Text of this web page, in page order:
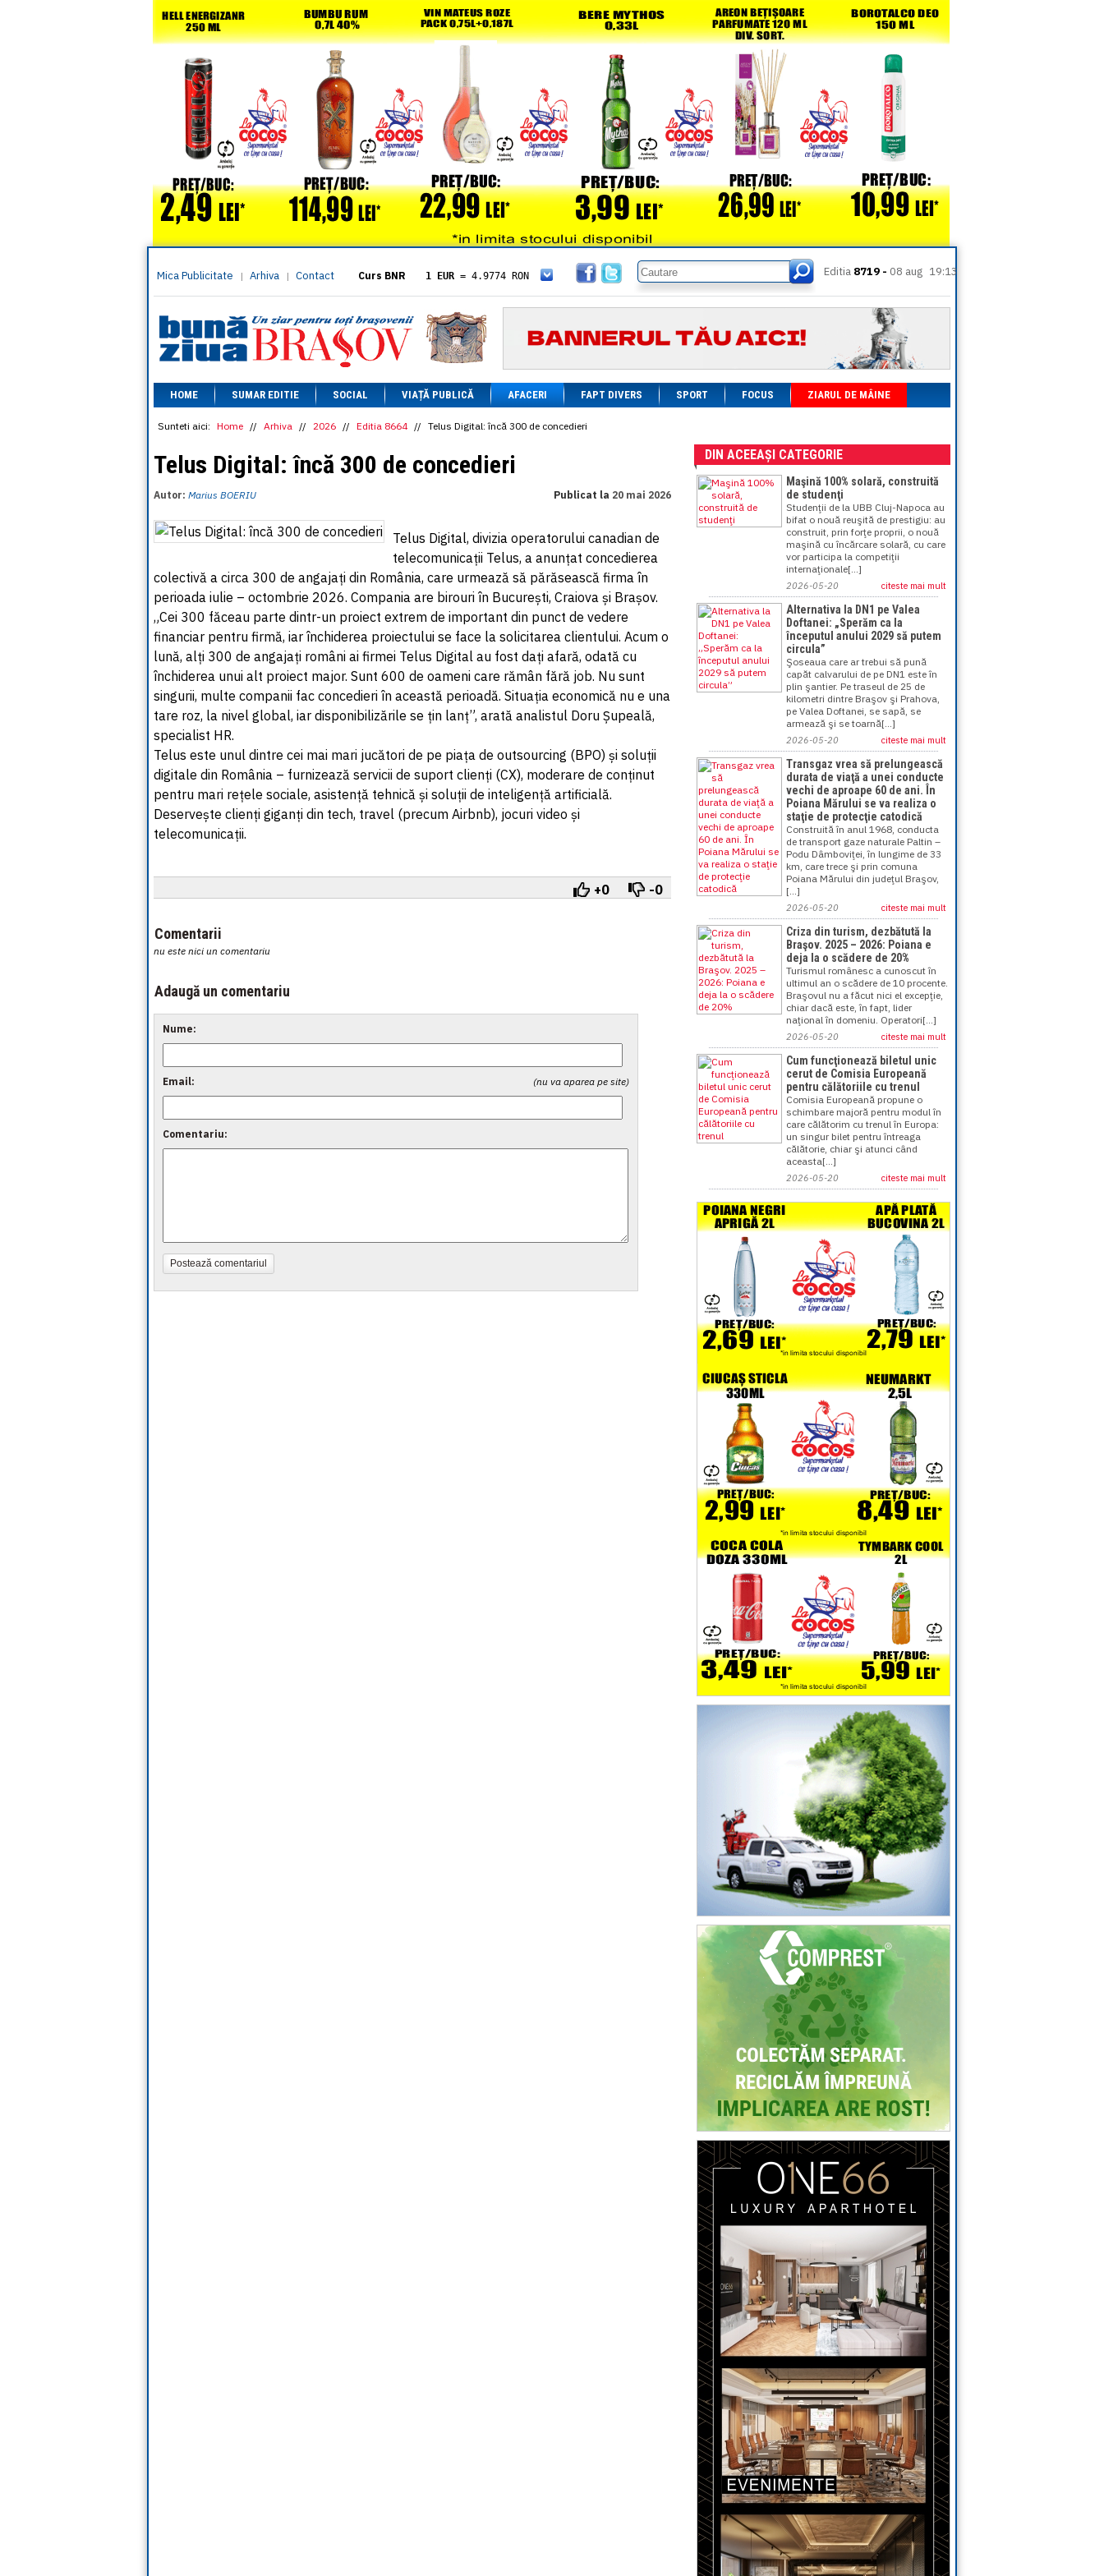
Mica Publicitate | Arhiva | Contact Curs BNR 1 EUR = 4.9774 RON
= 5.8304 RON
1 XAU= 464.4611 RON
1 AED= 1.1933 RON
1 AUD= 2.7957 RON
1 BGN= 2.5449 RON
1 CAD= 3.1559 RON
1 CHF= 5.2813 RON
1 CNY = 0.6015 RON
= 0.6668 RON
1 EGP= 0.0860 RON
1 MDL= 0.2538 RON
1 MXN= 0.2227 RON
= 0.4191 RON
= 2.6097 RON
1 PLN= 1.1646 RON
1 RSD= 0.0425 RON
1 RUB
= 0.0530 RON
1 TRY= 0.1141 RON
1 UAH= 0.1048 RON
1 XDR
= 5.9383 RON
1 ZAR
= 0.2318 RON
Editia 8719 - 08 aug 19:13
HOME SUMAR EDITIE SOCIAL VIAȚĂ PUBLICĂ AFACERI FAPT DIVERS SPORT FOCUS ZIARUL DE MÂINE
Sunteti aici: Home // Arhiva // 2026 // Editia 8664 // Telus Digital: încă 300 de concedieri
Telus Digital: încă 300 de concedieri
Autor: Marius BOERIU Publicat la 20 mai 2026
Telus Digital, divizia operatorului canadian de
telecomunicații Telus, a anunțat concedierea
colectivă a circa 300 de angajați din România, care urmează să părăsească firma în
perioada iulie – octombrie 2026. Compania are birouri în București, Craiova și Brașov.
„Cei 300 făceau parte dintr-un proiect extrem de important din punct de vedere
financiar pentru firmă, iar închiderea proiectului se face la solicitarea clientului. Acum o
lună, alți 300 de angajați români ai firmei Telus Digital au fost dați afară, odată cu
închiderea unui alt proiect major. Sunt 600 de oameni care rămân fără job. Nu sunt
singurii, multe companii fac concedieri în această perioadă. Situația economică nu e una
tare roz, la nivel global, iar disponibilizările se țin lanț”, arată analistul Doru Șupeală,
specialist HR.
Telus este unul dintre cei mai mari jucători de pe piața de outsourcing (BPO) și soluții
digitale din România – furnizează servicii de suport clienți (CX), moderare de conținut
pentru mari rețele sociale, asistență tehnică și soluții de inteligență artificială.
Deservește clienți giganți din tech, travel (precum Airbnb), jocuri video și
telecomunicații.
+0 -0
Comentarii
nu este nici un comentariu
Adaugă un comentariu
Nume:
(nu va aparea pe site)
Email:
Comentariu:
Postează comentariul
DIN ACEEAȘI CATEGORIE
Maşină 100% solară, construită
de studenţi
Studenţii de la UBB Cluj-Napoca au
bifat o nouă reuşită de prestigiu: au
construit, prin forţe proprii, o nouă
maşină cu încărcare solară, cu care
vor participa la competiţii
internaţionale[...]
2026-05-20 citeste mai mult
Alternativa la DN1 pe Valea
Doftanei: „Sperăm ca la
începutul anului 2029 să putem
circula”
Şoseaua care ar trebui să pună
capăt calvarului de pe DN1 este în
plin şantier. Pe traseul de 25 de
kilometri dintre Braşov şi Prahova,
pe Valea Doftanei, se sapă, se
armează şi se toarnă[...]
2026-05-20 citeste mai mult
Transgaz vrea să prelungească
durata de viaţă a unei conducte
vechi de aproape 60 de ani. În
Poiana Mărului se va realiza o
staţie de protecţie catodică
Construită în anul 1968, conducta
de transport gaze naturale Paltin –
Podu Dâmboviţei, în lungime de 33
km, care trece şi prin comuna
Poiana Mărului din judeţul Braşov,
[...]
2026-05-20 citeste mai mult
Criza din turism, dezbătută la
Braşov. 2025 – 2026: Poiana e
deja la o scădere de 20%
Turismul românesc a cunoscut în
ultimul an o scădere de 10 procente.
Braşovul nu a făcut nici el excepţie,
chiar dacă este, în fapt, lider
naţional în domeniu. Operatori[...]
2026-05-20 citeste mai mult
Cum funcţionează biletul unic
cerut de Comisia Europeană
pentru călătoriile cu trenul
Comisia Europeană propune o
schimbare majoră pentru modul în
care călătorim cu trenul în Europa:
un singur bilet pentru întreaga
călătorie, chiar şi atunci când
aceasta[...]
2026-05-20 citeste mai mult